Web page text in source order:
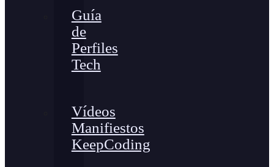
Guía
de
Perfiles
Tech
Vídeos
Manifiestos
KeepCoding